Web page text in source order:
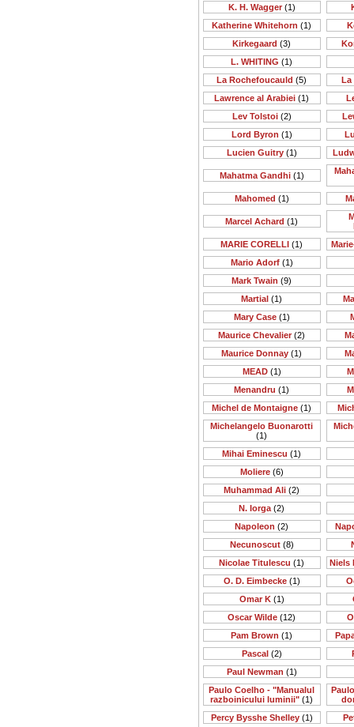
K. H. Wagger(1)
Katherine Whitehorn (1)
Kirkegaard (3)
L. WHITING (1)
La Rochefoucauld (5)
La
Lawrence al Arabiei (1)
Lev Tolstoi(2)
Lord Byron (1)
Lucien Guitry(1)
Mahatma Gandhi(1)
Mahomed (1)
Marcel Achard (1)
MARIE CORELLI (1)
Mario Adorf(1)
Mark Twain (9)
Martial (1)
Mary Case(1)
Maurice Chevalier (2)
Maurice Donnay (1)
MEAD(1)
Menandru (1)
Michel de Montaigne (1)
Michelangelo Buonarotti
(1)
Mihai Eminescu (1)
Moliere(6)
Muhammad Ali (2)
N. Iorga (2)
Napoleon (2)
Necunoscut(8)
Nicolae Titulescu (1)
Niels
O. D. Eimbecke(1)
Omar K(1)
Oscar Wilde (12)
Pam Brown (1)
Pascal(2)
Paul Newman (1)
Paulo Coelho - "Manualul
razboinicului luminii" (1)
Percy Bysshe Shelley(1)